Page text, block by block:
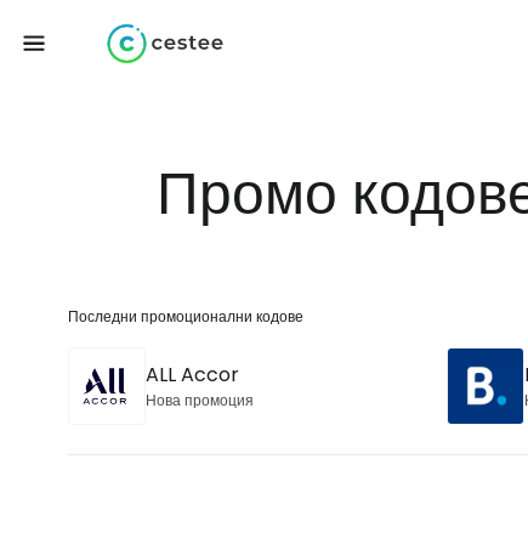
Промо
Последни промоционални кодове
ALL Accor
Нова промоция